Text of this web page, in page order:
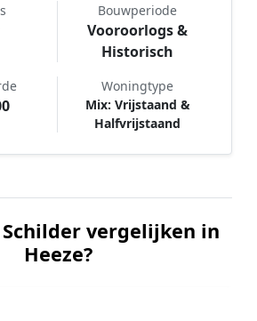
Bouwperiode
Vooroorlogs &
Historisch
Woningtype
Mix: Vrijstaand &
Halfvrijstaand
vergelijken in
Heeze?